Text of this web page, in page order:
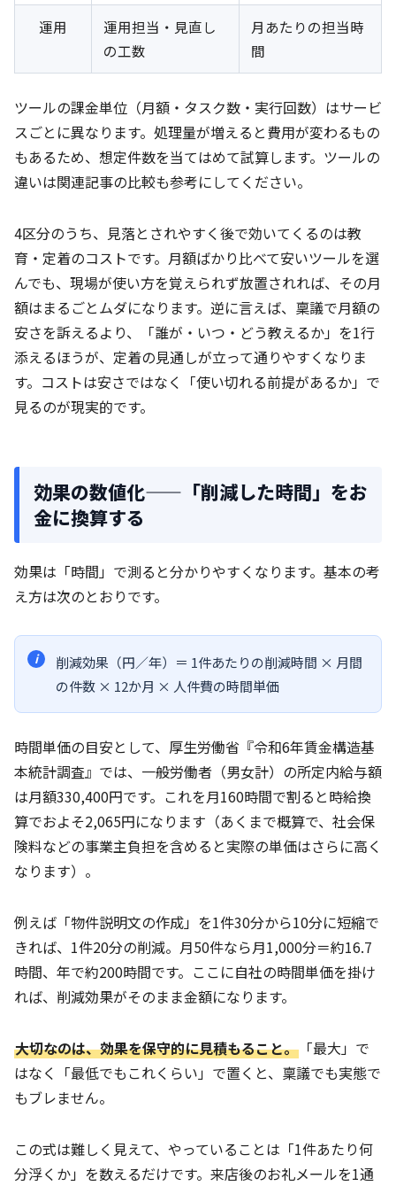
運用
運用担当・見直し
の工数
月あたりの担当時
間
ツールの課金単位（月額・タスク数・実行回数）はサービ
スごとに異なります。処理量が増えると費用が変わるもの
もあるため、想定件数を当てはめて試算します。ツールの
違いは関連記事の比較も参考にしてください。
4区分のうち、見落とされやすく後で効いてくるのは教
育・定着のコストです。月額ばかり比べて安いツールを選
んでも、現場が使い方を覚えられず放置されれば、その月
額はまるごとムダになります。逆に言えば、稟議で月額の
安さを訴えるより、「誰が・いつ・どう教えるか」を1行
添えるほうが、定着の見通しが立って通りやすくなりま
す。コストは安さではなく「使い切れる前提があるか」で
見るのが現実的です。
効果の数値化——「削減した時間」をお
金に換算する
効果は「時間」で測ると分かりやすくなります。基本の考
え方は次のとおりです。
削減効果（円／年）＝ 1件あたりの削減時間 × 月間
の件数 × 12か月 × 人件費の時間単価
時間単価の目安として、厚生労働省『令和6年賃金構造基
本統計調査』では、一般労働者（男女計）の所定内給与額
は月額330,400円です。これを月160時間で割ると時給換
算でおよそ2,065円になります（あくまで概算で、社会保
険料などの事業主負担を含めると実際の単価はさらに高く
なります）。
例えば「物件説明文の作成」を1件30分から10分に短縮で
きれば、1件20分の削減。月50件なら月1,000分＝約16.7
時間、年で約200時間です。ここに自社の時間単価を掛け
れば、削減効果がそのまま金額になります。
大切なのは、効果を保守的に見積もること。 「最大」で
はなく「最低でもこれくらい」で置くと、稟議でも実態で
もブレません。
この式は難しく見えて、やっていることは「1件あたり何
分浮くか」を数えるだけです。来店後のお礼メールを1通